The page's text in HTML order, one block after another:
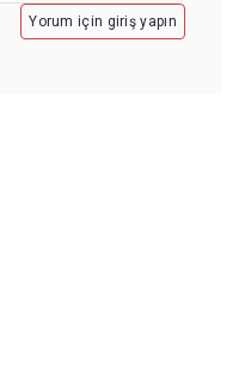
Yorum için giriş yapın